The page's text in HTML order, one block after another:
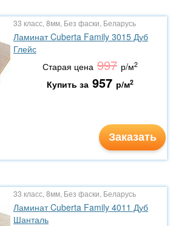
33 класс, 8мм, Без фаски, Беларусь
Ламинат Cuberta Family 3015 Дуб
Глейс
Старая цена 997 р/м2
Купить за 957 р/м2
Заказать
33 класс, 8мм, Без фаски, Беларусь
Ламинат Cuberta Family 4011 Дуб
Шанталь